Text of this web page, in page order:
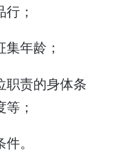
；
集年龄；
职责的身体条
；
。